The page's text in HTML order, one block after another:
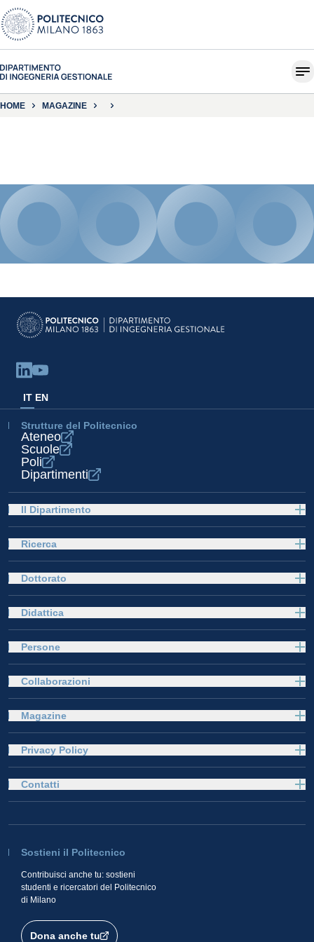
HOME MAGAZINE
IT EN
Strutture del Politecnico
Ateneo
Scuole
Poli
Dipartimenti
Il Dipartimento
Ricerca
Dottorato
Didattica
Persone
Collaborazioni
Magazine
Privacy Policy
Sostieni il Politecnico
Contribuisci anche tu: sostieni
studenti e ricercatori del Politecnico
di Milano
Dona anche tu
Contatti